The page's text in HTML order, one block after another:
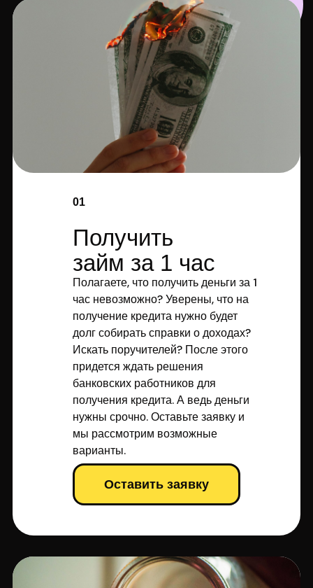
01
Получить
займ за 1 час
Полагаете, что получить деньги за 1
час невозможно? Уверены, что на
получение кредита нужно будет
долг собирать справки о доходах?
Искать поручителей? После этого
придется ждать решения
банковских работников для
получения кредита. А ведь деньги
нужны срочно. Оставьте заявку и
мы рассмотрим возможные
варианты.
Оставить заявку